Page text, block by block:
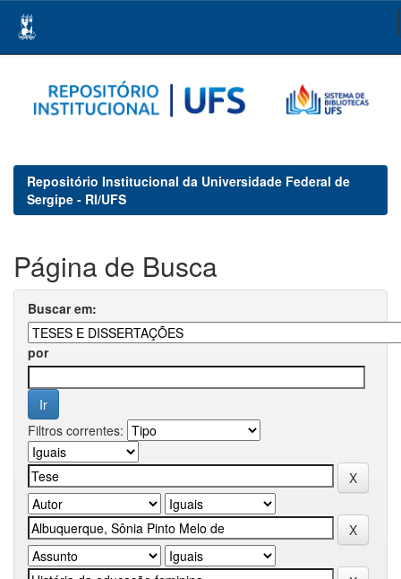
navigation
Repositório Institucional da Universidade Federal de
Sergipe - RI/UFS
Página de Busca
Buscar em:
por
Filtros correntes: